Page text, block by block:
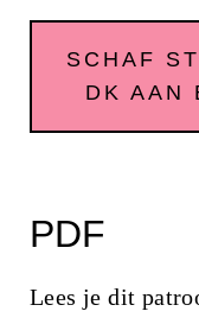
SCHAF
DK AAN
PDF
Lees je dit